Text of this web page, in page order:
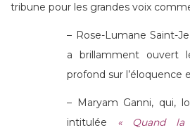
tribune pour les grandes voix
– Rose-Lumane Saint-
a brillamment ouvert
profond sur l’éloquence
– Maryam Ganni, qui,
intitulée « Quand la